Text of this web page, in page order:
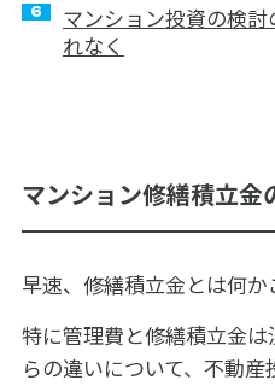
マンション投資の検
れなく
マンション修繕積立金
早速、修繕積立金とは何か
特に管理費と修繕積立金
らの違いについて、不動